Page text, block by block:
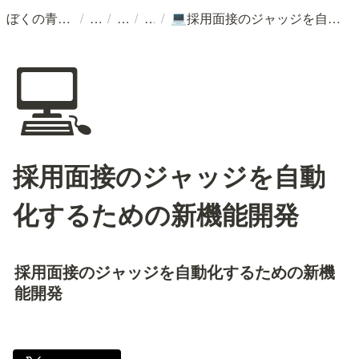
ぼくの青春記 / / / / 💻 採用面接のジャッジを自動化するための新機能開発
💻
採用面接のジャッジを自動
化するための新機能開発
採用面接のジャッジを自動化するための新機
能開発